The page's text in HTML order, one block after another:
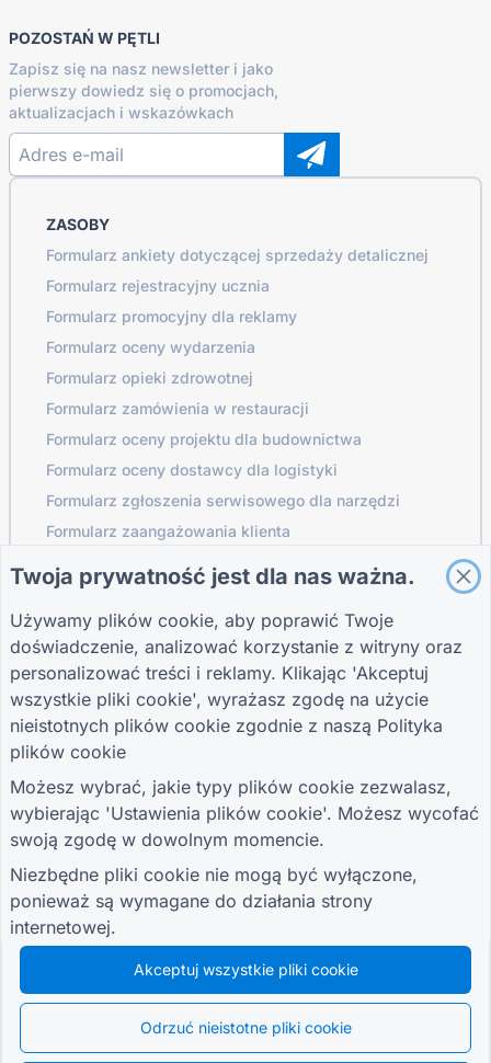
POZOSTAŃ W PĘTLI
Zapisz się na nasz newsletter i jako
pierwszy dowiedz się o promocjach,
aktualizacjach i wskazówkach
ZASOBY
Formularz ankiety dotyczącej sprzedaży detalicznej
Formularz rejestracyjny ucznia
Formularz promocyjny dla reklamy
Formularz oceny wydarzenia
Formularz opieki zdrowotnej
Formularz zamówienia w restauracji
Formularz oceny projektu dla budownictwa
Formularz oceny dostawcy dla logistyki
Formularz zgłoszenia serwisowego dla narzędzi
Formularz zaangażowania klienta
DOŁĄCZ DO SPOŁECZNOŚCI
PRZEWODNIKI
Centrum pomocy
Bloga
TIGER FORM
Przewodnik
FIRMA
O nas
Skontaktuj się z
nami
WARUNKI
Warunki
Polityka prywatności
Ustawienia plików
cookie
© 2026 QR Form Generator. All rights reserved.
Twoja prywatność jest dla nas ważna.
Używamy plików cookie, aby poprawić Twoje
doświadczenie, analizować korzystanie z witryny oraz
personalizować treści i reklamy. Klikając 'Akceptuj
wszystkie pliki cookie', wyrażasz zgodę na użycie
nieistotnych plików cookie zgodnie z naszą Polityka
plików cookie
Możesz wybrać, jakie typy plików cookie zezwalasz,
wybierając 'Ustawienia plików cookie'. Możesz wycofać
swoją zgodę w dowolnym momencie.
Niezbędne pliki cookie nie mogą być wyłączone,
ponieważ są wymagane do działania strony
internetowej.
Akceptuj wszystkie pliki cookie
Odrzuć nieistotne pliki cookie